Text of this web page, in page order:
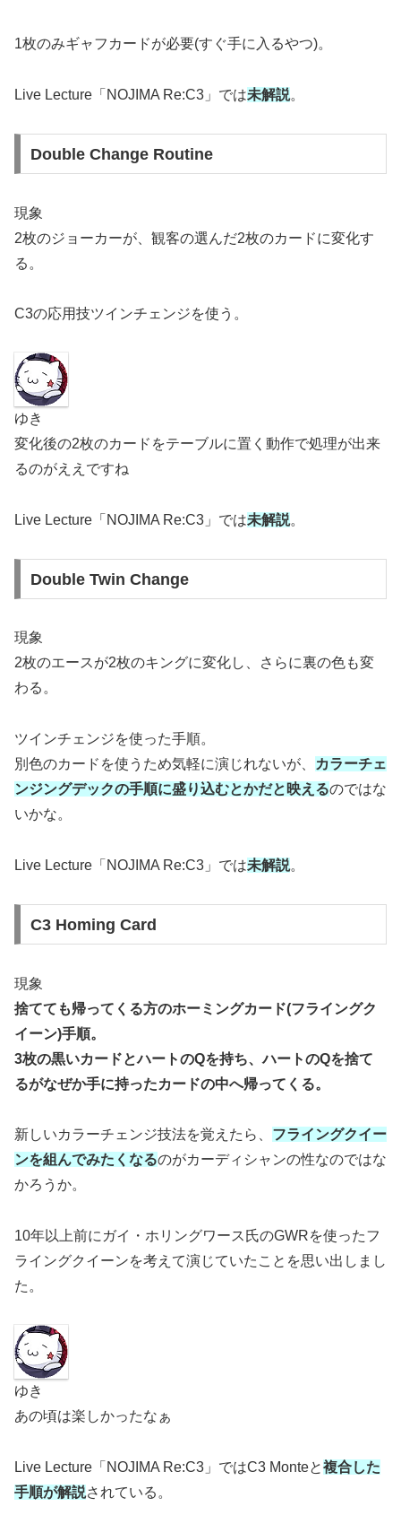
1枚のみギャフカードが必要(すぐ手に入るやつ)。
Live Lecture「NOJIMA Re:C3」では未解説。
Double Change Routine
現象
2枚のジョーカーが、観客の選んだ2枚のカードに変化す
る。
C3の応用技ツインチェンジを使う。
ゆき
変化後の2枚のカードをテーブルに置く動作で処理が出来
るのがええですね
Live Lecture「NOJIMA Re:C3」では未解説。
Double Twin Change
現象
2枚のエースが2枚のキングに変化し、さらに裏の色も変
わる。
ツインチェンジを使った手順。
別色のカードを使うため気軽に演じれないが、
カラーチェ
ンジングデックの手順に盛り込むとかだと映えるのではな
いかな。
Live Lecture「NOJIMA Re:C3」では未解説。
C3 Homing Card
現象
捨てても帰ってくる方のホーミングカード(フライングク
イーン)手順。
3枚の黒いカードとハートのQを持ち、ハートのQを捨て
るがなぜか手に持ったカードの中へ帰ってくる。
新しいカラーチェンジ技法を覚えたら、 フライングクイー
ンを組んでみたくなるのがカーディシャンの性なのではな
かろうか。
10年以上前にガイ・ホリングワース氏のGWRを使ったフ
ライングクイーンを考えて演じていたことを思い出しまし
た。
ゆき
あの頃は楽しかったなぁ
Live Lecture「NOJIMA Re:C3」ではC3 Monteと複合した
手順が解説されている。